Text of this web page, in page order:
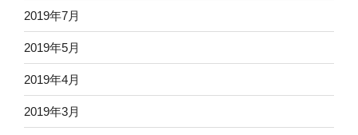
2019年7月
2019年5月
2019年4月
2019年3月